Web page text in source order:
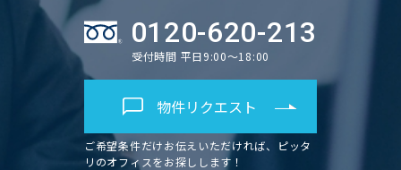
0120-620-213
受付時間 平日9:00～18:00
物件リクエスト
ご希望条件だけお伝えいただければ、ピッタ
リのオフィスをお探しします！